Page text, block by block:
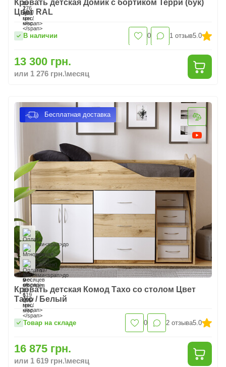
Кровать детская Домик с бортиком Терри (бук)
Цвет RAL
В наличии 0 1отзыв5.0
13 300 грн.
или 1 276 грн.\месяц
Бесплатная доставка
Кровать детская Комод Тахо со столом Цвет
Тахо / Белый
Товар на складе 0 2отзыва5.0
16 875 грн.
или 1 619 грн.\месяц